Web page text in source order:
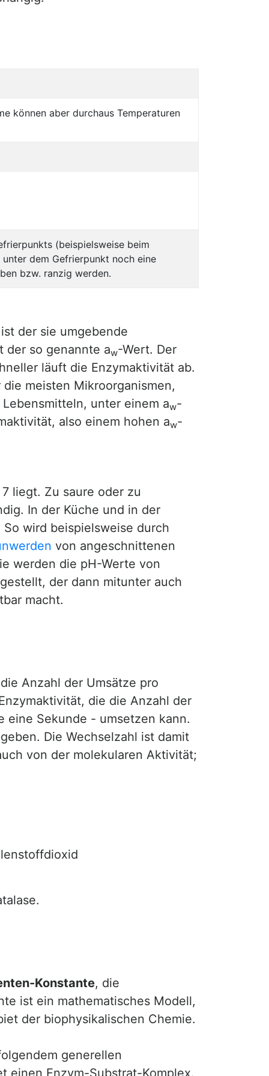
können aber durchaus Temperaturen
(beispielsweise beim
dem Gefrierpunkt noch eine
bzw. ranzig werden.
der sie umgebende
der so genannte aw-Wert. Der
läuft die Enzymaktivität ab.
meisten Mikroorganismen,
unter einem aw-
also einem hohen aw-
liegt. Zu saure oder zu
In der Küche und in der
wird beispielsweise durch
von angeschnittenen
werden die pH-Werte von
der dann mitunter auch
macht.
Anzahl der Umsätze pro
die die Anzahl der
eine Sekunde - umsetzen kann.
Die Wechselzahl ist damit
von der molekularen Aktivität;
Konstante, die
ist ein mathematisches Modell,
der biophysikalischen Chemie.
generellen
einen Enzym-Substrat-Komplex.